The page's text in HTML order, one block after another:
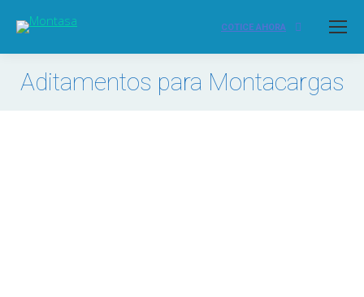
COTICE AHORA
Aditamentos para Montacargas
Estás aquí: